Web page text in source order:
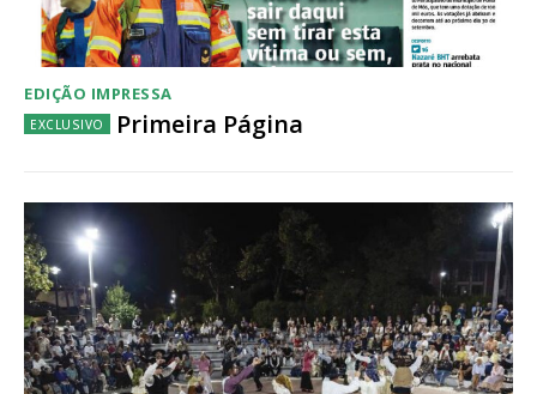
Escolha o plano
EDIÇÃO IMPRESSA
Primeira Página